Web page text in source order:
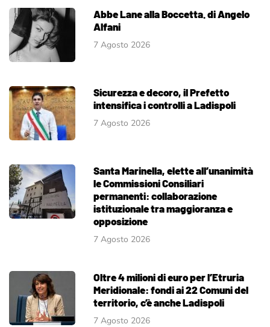
Abbe Lane alla Boccetta. di Angelo
Alfani
7 Agosto 2026
Sicurezza e decoro, il Prefetto
intensifica i controlli a Ladispoli
7 Agosto 2026
Santa Marinella, elette all’unanimità
le Commissioni Consiliari
permanenti: collaborazione
istituzionale tra maggioranza e
opposizione
7 Agosto 2026
Oltre 4 milioni di euro per l’Etruria
Meridionale: fondi ai 22 Comuni del
territorio, c’è anche Ladispoli
7 Agosto 2026